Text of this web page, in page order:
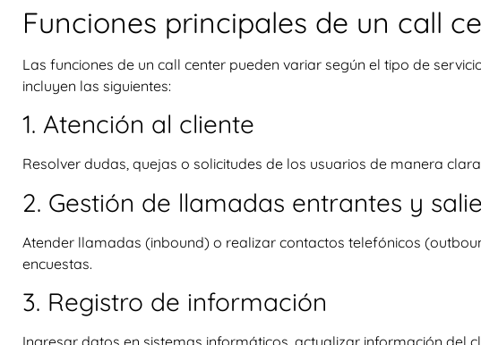
Funciones principales de un call
Las funciones de un call center pueden variar según el tipo de
incluyen las siguientes:
1. Atención al cliente
Resolver dudas, quejas o solicitudes de los usuarios de manera
2. Gestión de llamadas entrantes y
Atender llamadas (inbound) o realizar contactos telefónicos
encuestas.
3. Registro de información